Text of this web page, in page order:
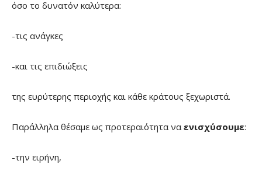
όσο το δυνατόν καλύτερα:
-τις ανάγκες
-και τις επιδιώξεις
της ευρύτερης περιοχής και κάθε κράτους ξεχωριστά.
Παράλληλα θέσαμε ως προτεραιότητα να ενισχύσουμε:
-την ειρήνη,